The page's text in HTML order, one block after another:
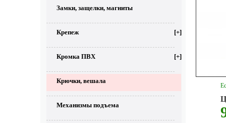
Замки, защелки, магниты
Крепеж [+]
Кромка ПВХ [+]
Крючки, вешала
Механизмы подъема